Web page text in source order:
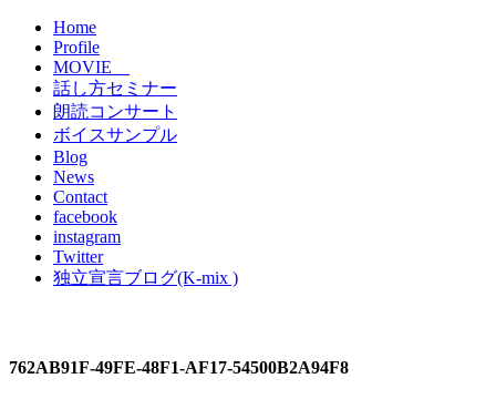
Home
Profile
MOVIE
話し方セミナー
朗読コンサート
ボイスサンプル
Blog
News
Contact
facebook
instagram
Twitter
独立宣言ブログ(K-mix )
762AB91F-49FE-48F1-AF17-54500B2A94F8